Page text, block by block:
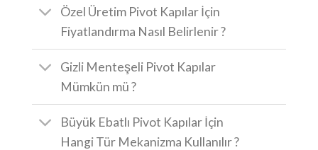
Özel Üretim Pivot Kapılar İçin
Fiyatlandırma Nasıl Belirlenir ?
Gizli Menteşeli Pivot Kapılar
Mümkün mü ?
Büyük Ebatlı Pivot Kapılar İçin
Hangi Tür Mekanizma Kullanılır ?